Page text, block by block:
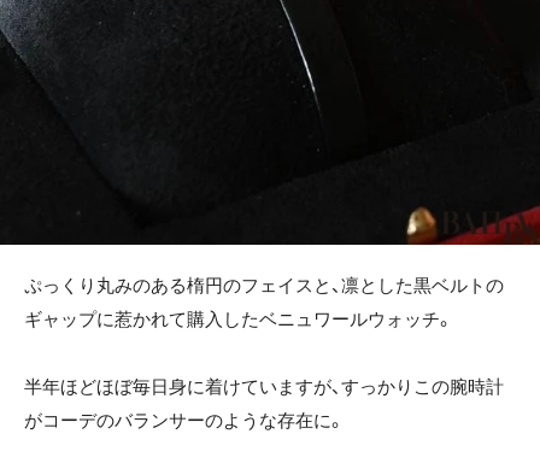
ぷっくり丸みのある楕円のフェイスと、凛とした黒ベルトの
ギャップに惹かれて購入したベニュワールウォッチ。
半年ほどほぼ毎日身に着けていますが、すっかりこの腕時計
がコーデのバランサーのような存在に。